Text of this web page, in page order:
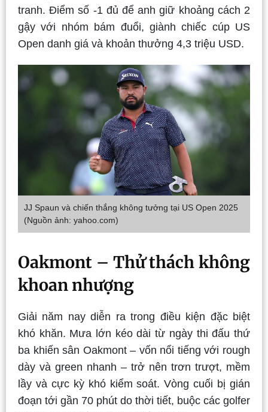
tranh. Điểm số -1 đủ để anh giữ khoảng cách 2
gậy với nhóm bám đuổi, giành chiếc cúp US
Open danh giá và khoản thưởng 4,3 triệu USD.
JJ Spaun và chiến thắng không tưởng tại US Open 2025
(Nguồn ảnh: yahoo.com)
Oakmont – Thử thách không
khoan nhượng
Giải năm nay diễn ra trong điều kiện đặc biệt
khó khăn. Mưa lớn kéo dài từ ngày thi đấu thứ
ba khiến sân Oakmont – vốn nổi tiếng với rough
dày và green nhanh – trở nên trơn trượt, mềm
lầy và cực kỳ khó kiểm soát. Vòng cuối bị gián
đoạn tới gần 70 phút do thời tiết, buộc các golfer